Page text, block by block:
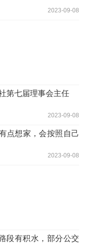
2023-09-08
第七届理事会主任
2023-09-08
点想家，会按照自己
2023-09-08
段有积水，部分公交